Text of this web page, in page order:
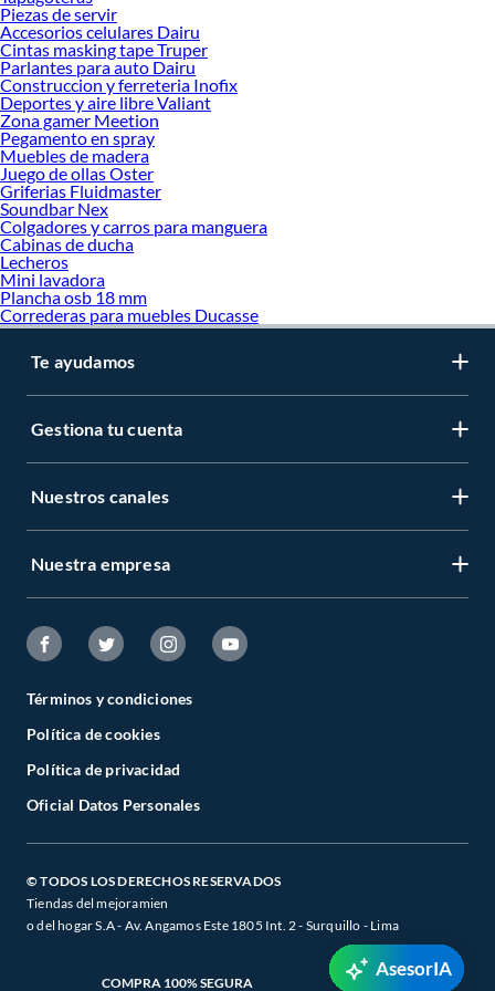
Piezas de servir
Accesorios celulares Dairu
Cintas masking tape Truper
Parlantes para auto Dairu
Construccion y ferreteria Inofix
Deportes y aire libre Valiant
Zona gamer Meetion
Pegamento en spray
Muebles de madera
Juego de ollas Oster
Griferias Fluidmaster
Soundbar Nex
Colgadores y carros para manguera
Cabinas de ducha
Lecheros
Mini lavadora
Plancha osb 18 mm
Correderas para muebles Ducasse
Te ayudamos
Gestiona tu cuenta
Nuestros canales
Nuestra empresa
Términos y condiciones
Política de cookies
Política de privacidad
Oficial Datos Personales
© TODOS LOS DERECHOS RESERVADOS
Tiendas del mejoramien
o del hogar S.A - Av. Angamos Este 1805 Int. 2 - Surquillo - Lima
COMPRA 100% SEGURA
AsesorIA